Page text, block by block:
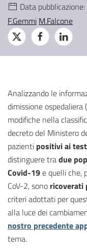
Data pubblicazione:
F.Gemmi M.Falcone
Analizzando le
dimissione
modifiche nella
decreto del Ministero
pazienti positivi ai
distinguere tradue
Covid-19e quelli che,
CoV-2, sono ricoverati
criteri adottati per
alla luce dei
nostro precedente
tema.